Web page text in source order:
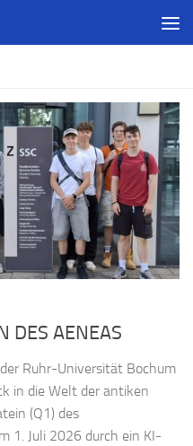
DES AENEAS
Ruhr-Universität Bochum
in die Welt der antiken
(Q1) des
1. Juli 2026 durch ein KI-